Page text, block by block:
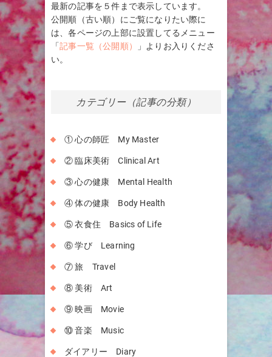
最新の記事を５件まで表示しています。
公開順（古い順）にご覧になりたい際に
は、各ページの上部に設置してるメニュー
「記事一覧（公開順）
」よりお入りくださ
い。
カテゴリー（記事の分類）
① 心の師匠 My Master
② 臨床美術 Clinical Art
③ 心の健康 Mental Health
④ 体の健康 Body Health
⑤ 衣食住 Basics of Life
⑥ 学び Learning
⑦ 旅 Travel
⑧ 美術 Art
⑨ 映画 Movie
⑩ 音楽 Music
ダイアリー Diary